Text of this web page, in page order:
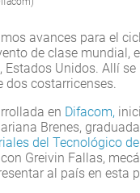
avances para el
de clase mundial,
Estados Unidos. Allí
dos costarricenses.
en Difacom,
Brenes,
del Tecnológico
Greivin Fallas,
al país en esta